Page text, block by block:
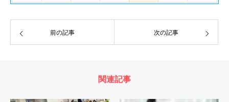
前の記事 次の記事
関連記事